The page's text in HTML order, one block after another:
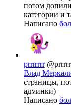
потом
категории и
Написано
prrrrrrr
Влад
страницы,
админки)
Написано